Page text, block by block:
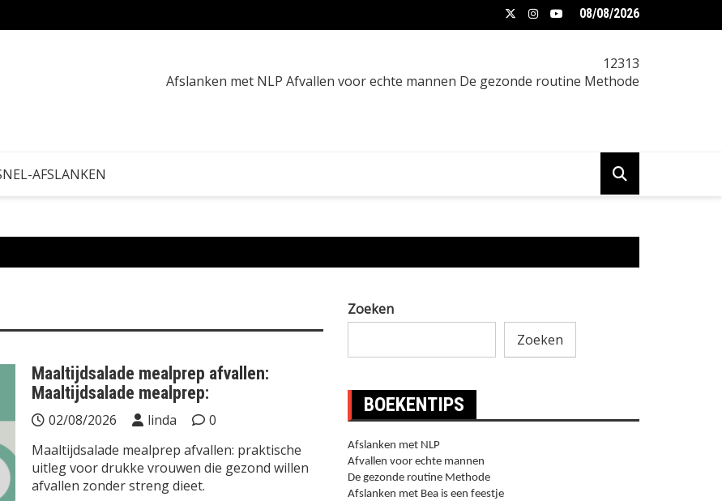
16:8 of 5:2 intermittent fasting afvallen: Intermittent
08/08/2026
12313
Afslanken met NLP Afvallen voor echte mannen De gezonde routine Methode
AFSLANKEN
Maaltijdsalade mealprep afvallen:
Maaltijdsalade mealprep:
02/08/2026 linda
0
Maaltijdsalade mealprep afvallen: praktische
uitleg voor drukke vrouwen die gezond willen
afvallen zonder streng dieet.
Zoeken
Zoeken
BOEKENTIPS
Afslanken met NLP
Afvallen voor echte mannen
De gezonde routine Methode
Afslanken met Bea is een feestje